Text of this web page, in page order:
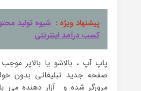
پیشنهاد ویژه : شیوه تولید
کسب درآمد اینترنتی
پاپ آپ ، بالاشو یا بالاپر
صفحه جدید تبلیغاتی بدون
مرورگر شده و آزار دهنده می